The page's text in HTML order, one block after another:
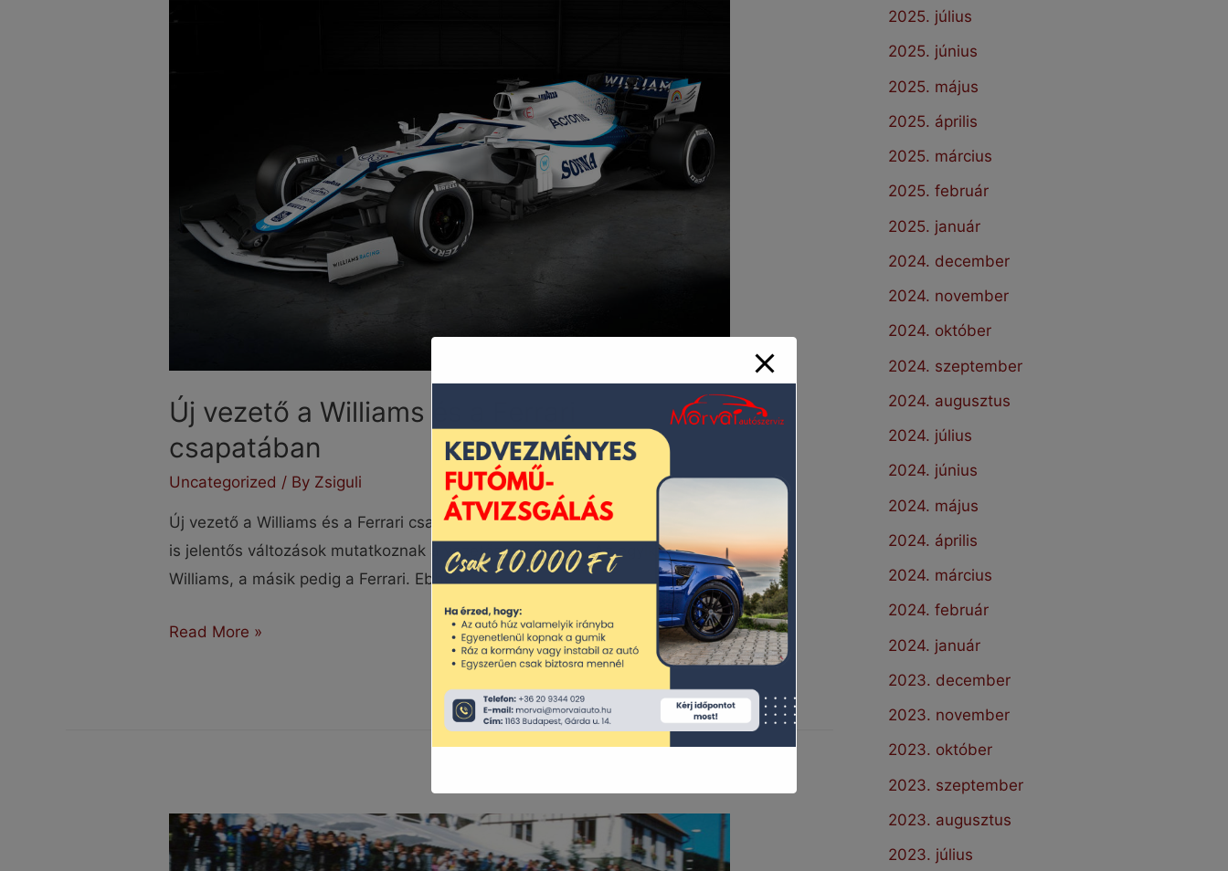
Új vezető a Williams és a Ferrari
csapatában
Uncategorized / By Zsiguli
Új vezető a Williams és a Ferrari csapatában Két nagy Forma 1-es csapatnál
is jelentős változások mutatkoznak a vezetőség körében. Az egyik a
Williams, a másik pedig a Ferrari. Ebben …
Új
csapatában
Read More »
2025. július
2025. június
2025. május
2025. április
2025. március
2025. február
2025. január
2024. december
2024. november
2024. október
2024. szeptember
2024. augusztus
2024. július
2024. június
2024. május
2024. április
2024. március
2024. február
2024. január
2023. december
2023. november
2023. október
2023. szeptember
2023. augusztus
2023. július